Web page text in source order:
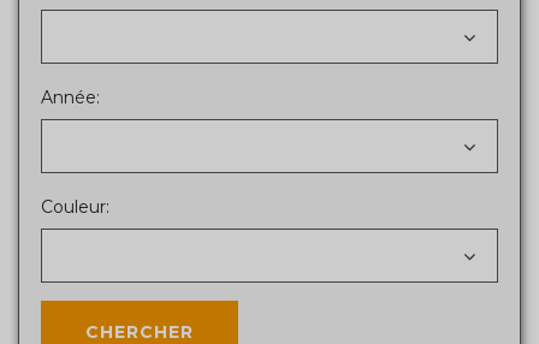
Année:
Couleur: